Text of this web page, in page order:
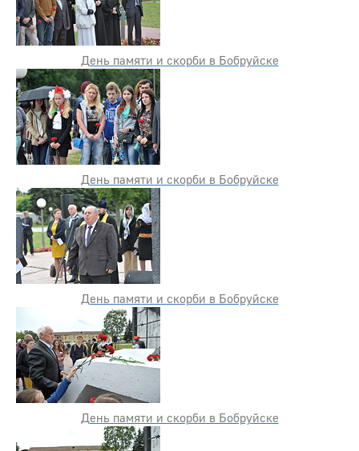
День памяти и скорби в Бобруйске
День памяти и скорби в Бобруйске
День памяти и скорби в Бобруйске
День памяти и скорби в Бобруйске